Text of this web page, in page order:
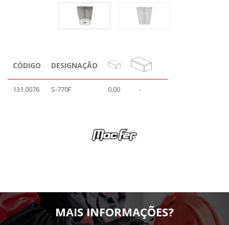
CÓDIGO DESIGNAÇÃO
131.0076 S-770F 0,00 -
MAIS INFORMAÇÕES?